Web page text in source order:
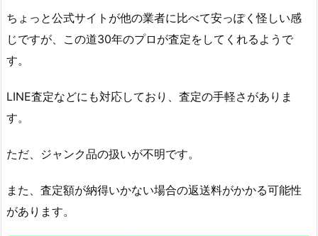
ちょっと公式サイトが他の業者に比べて安っぽく怪しい感
じですが、この道30年のプロが査定をしてくれるようで
す。
LINE査定などにも対応しており、査定の手軽さがありま
す。
ただ、ジャンク品の扱いが不明です。
また、査定額が納得いかない場合の返送料がかかる可能性
があります。